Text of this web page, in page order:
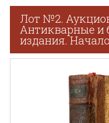
Лот №2.
Антикварные и
издания.